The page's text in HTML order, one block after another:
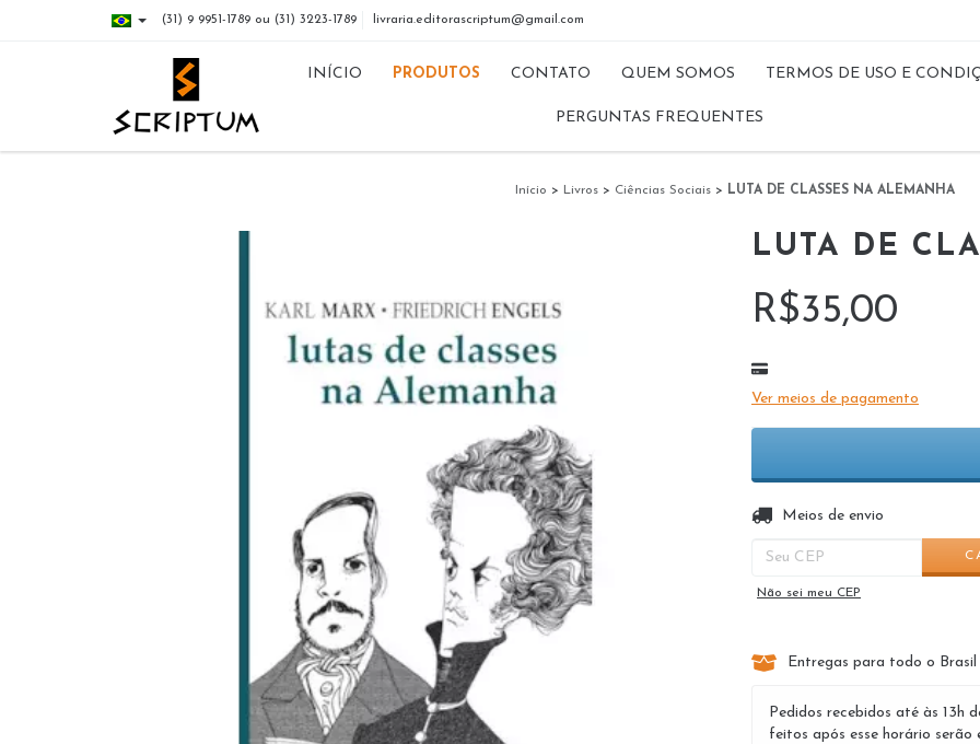
(31) 9 9951-1789 ou (31) 3223-1789 livraria.editorascriptum@gmail.com
INÍCIO PRODUTOS CONTATO QUEM SOMOS TERMOS DE USO E
PERGUNTAS FREQUENTES
Início > Livros > Ciências Sociais > LUTA DE CLASSES NA ALEMANHA
LUTA DE
R$35,00
Ver meios de pagamento
Entregas para o CEP:
Meios de envio
Não sei meu CEP
Entregas para todo o Brasil
Pedidos recebidos até às 13h
feitos após esse horário serão